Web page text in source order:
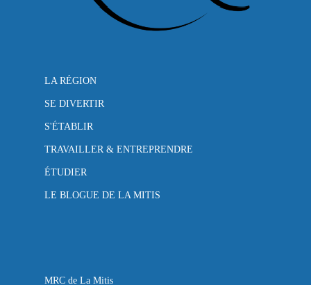
LA RÉGION
SE DIVERTIR
S'ÉTABLIR
TRAVAILLER & ENTREPRENDRE
ÉTUDIER
LE BLOGUE DE LA MITIS
MRC de La Mitis